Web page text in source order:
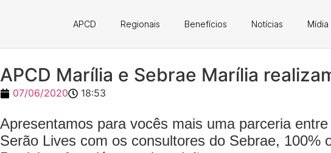
APCD Regionais Benefícios Notícias Mídia
APCD Marília e Sebrae Marília
07/06/2020 18:53
Apresentamos para vocês mais uma parceria
Serão Lives com os consultores do Sebrae, 100%